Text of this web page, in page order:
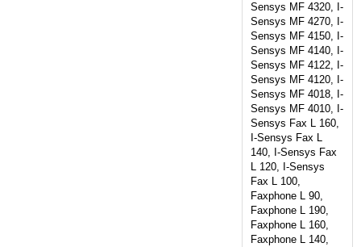
Sensys MF 4320, I-
Sensys MF 4270, I-
Sensys MF 4150, I-
Sensys MF 4140, I-
Sensys MF 4122, I-
Sensys MF 4120, I-
Sensys MF 4018, I-
Sensys MF 4010, I-
Sensys Fax L 160,
I-Sensys Fax L
140, I-Sensys Fax
L 120, I-Sensys
Fax L 100,
Faxphone L 90,
Faxphone L 190,
Faxphone L 160,
Faxphone L 140,